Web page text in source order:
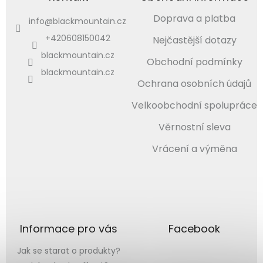
info@blackmountain.cz
+420608150042
blackmountain.cz
blackmountain.cz
Doprava a platba
Nejčastější dotazy
Obchodní podmínky
Ochrana osobních údajů
Velkoobchodní spolupráce
Věrnostní sleva
Vrácení a výměna
Informace pro vás
Jak se starat o produkty?
Facebook